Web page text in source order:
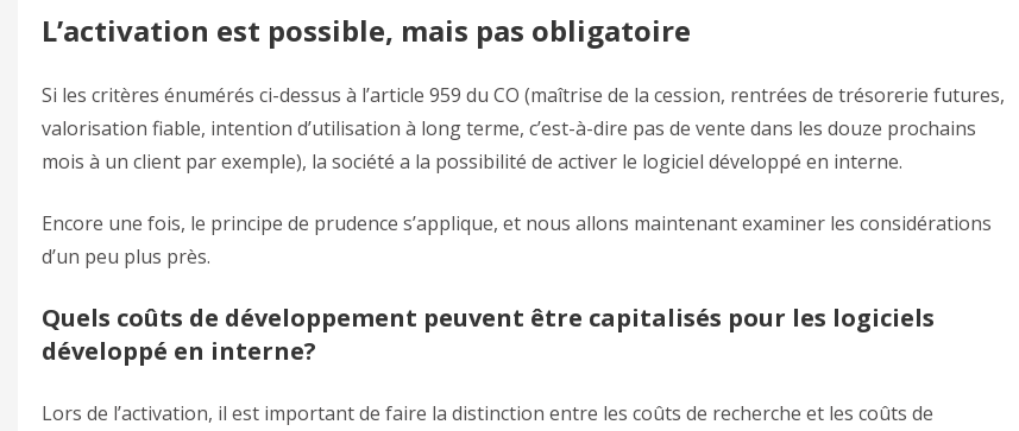
L’activation est possible, mais pas obligatoire
Si les critères énumérés ci-dessus à l’article 959 du CO (maîtrise de la cession, rentrées de trésorerie futures,
valorisation fiable, intention d’utilisation à long terme, c’est-à-dire pas de vente dans les douze prochains
mois à un client par exemple), la société a la possibilité de activer le logiciel développé en interne.
Encore une fois, le principe de prudence s’applique, et nous allons maintenant examiner les considérations
d’un peu plus près.
Quels coûts de développement peuvent être capitalisés pour les logiciels
développé en interne?
Lors de l’activation, il est important de faire la distinction entre les coûts de recherche et les coûts de